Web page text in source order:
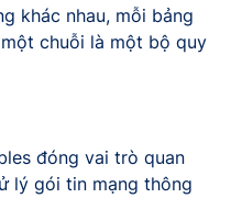
khác nhau, mỗi bảng
chuỗi là một bộ quy
đóng vai trò quan
lý gói tin mạng thông